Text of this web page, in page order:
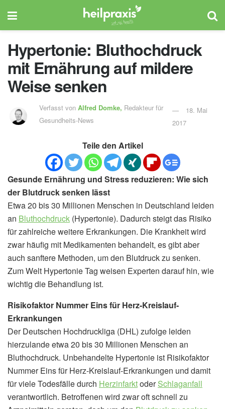
Hypertonie: Bluthochdruck
mit Ernährung auf mildere
Weise senken
Verfasst vonAlfred Domke, Redakteur für
Gesundheits-News
18. Mai
2017
Teile den Artikel
Gesunde Ernährung und Stress reduzieren: Wie sich
der Blutdruck senken lässt
Etwa 20 bis 30 Millionen Menschen in Deutschland leiden
an Bluthochdruck (Hypertonie). Dadurch steigt das Risiko
für zahlreiche weitere Erkrankungen. Die Krankheit wird
zwar häufig mit Medikamenten behandelt, es gibt aber
auch sanftere Methoden, um den Blutdruck zu senken.
Zum Welt Hypertonie Tag weisen Experten darauf hin, wie
wichtig die Behandlung ist.
Risikofaktor Nummer Eins für Herz-Kreislauf-
Erkrankungen
Der Deutschen Hochdruckliga (DHL) zufolge leiden
hierzulande etwa 20 bis 30 Millionen Menschen an
Bluthochdruck. Unbehandelte Hypertonie ist Risikofaktor
Nummer Eins für Herz-Kreislauf-Erkrankungen und damit
für viele Todesfälle durch HerzinfarktoderSchlaganfall
verantwortlich. Betroffenen wird zwar oft schnell zu